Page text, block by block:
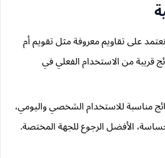
على تقاويم معروفة مثل تقويم أم
قريبة من الاستخدام الفعلي في
مناسبة للاستخدام الشخصي واليومي،
الأفضل الرجوع للجهة المختصة.